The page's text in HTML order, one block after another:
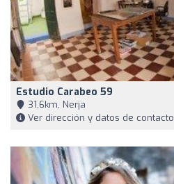
Estudio Carabeo 59
31,6km, Nerja
Ver dirección y datos de contacto